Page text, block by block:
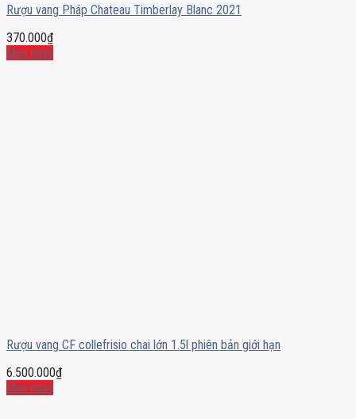
Rượu vang Pháp Chateau Timberlay Blanc 2021
370.000₫
Mua ngay
Rượu vang CF collefrisio chai lớn 1.5l phiên bản giới hạn
6.500.000₫
Mua ngay